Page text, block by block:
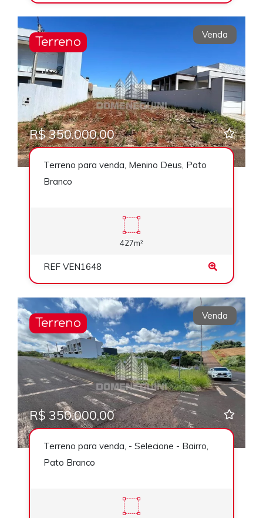
Venda
R$ 350.000,00
Terreno
Terreno para venda, Menino Deus, Pato
Branco
427m²
REF VEN1648
Venda
R$ 350.000,00
Terreno
Terreno para venda, - Selecione - Bairro,
Pato Branco